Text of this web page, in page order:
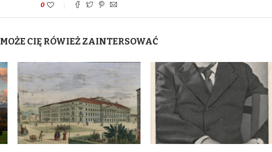
0
MOŻE CIĘ RÓWIEŻ ZAINTERSOWAĆ